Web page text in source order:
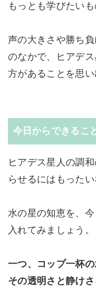
もっとも学びたい
声の大きさや勝ち
のなかで、ヒアデ
方があることを思い
今日からできるこ
ヒアデス星人の調
らせるにはもったい
水の星の知恵を、
入れてみましょう。
一つ、コップ一杯の
その透明さと静けさ